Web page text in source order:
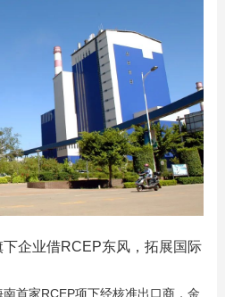
企业借RCEP东风，拓展国际
首家RCEP项下经核准出口商，金